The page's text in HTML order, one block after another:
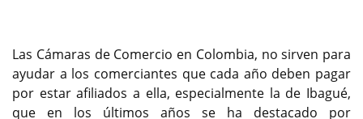
Las Cámaras de Comercio en Colombia, no sirven para
ayudar a los comerciantes que cada año deben pagar
por estar afiliados a ella, especialmente la de Ibagué,
que en los últimos años se ha destacado por